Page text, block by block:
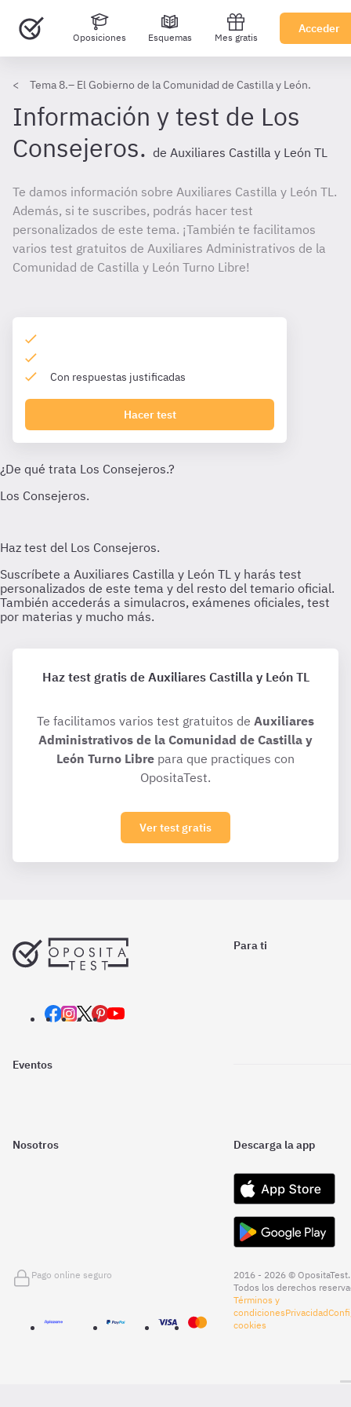
Oposiciones Esquemas Mes gratis
Acceder
Tema 8.– El Gobierno de la Comunidad de Castilla y León.
Información y test de Los
Consejeros. de Auxiliares Castilla y León TL
Te damos información sobre Auxiliares Castilla y León TL.
Además, si te suscribes, podrás hacer test
personalizados de este tema. ¡También te facilitamos
varios test gratuitos de Auxiliares Administrativos de la
Comunidad de Castilla y León Turno Libre!
Con respuestas justificadas
Hacer test
Haz test gratis de Auxiliares Castilla y León TL
Te facilitamos varios test gratuitos de Auxiliares
Administrativos de la Comunidad de Castilla y
León Turno Libre para que practiques con
OpositaTest.
Ver test gratis
Para ti
Eventos
Nosotros Descarga la app
Pago online seguro
2016 - 2026 © OpositaTest.
Todos los derechos
Términos y
condicionesPrivacidad
cookies